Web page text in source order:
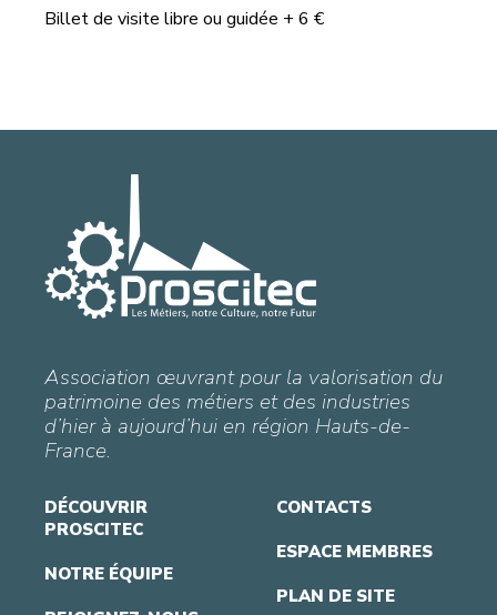
Billet de visite libre ou guidée + 6 €
Association œuvrant pour la valorisation du
patrimoine des métiers et des industries
d’hier à aujourd’hui en région Hauts-de-
France.
DÉCOUVRIR
PROSCITEC
NOTRE ÉQUIPE
CONTACTS
ESPACE MEMBRES
PLAN DE SITE